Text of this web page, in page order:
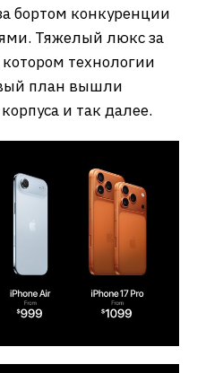
бортом конкуренции
Тяжелый люкс за
технологии
план вышли
и так далее.